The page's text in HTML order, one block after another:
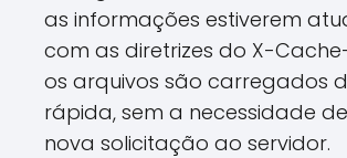
as informações estiverem
com as diretrizes do X-
os arquivos são carregados
rápida, sem a necessidade
nova solicitação ao servidor.